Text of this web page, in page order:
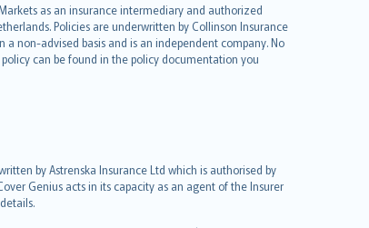
as an insurance intermediary and authorized
Policies are underwritten by Collinson Insurance
non-advised basis and is an independent company. No
can be found in the policy documentation you
by Astrenska Insurance Ltd which is authorised by
Genius acts in its capacity as an agent of the Insurer